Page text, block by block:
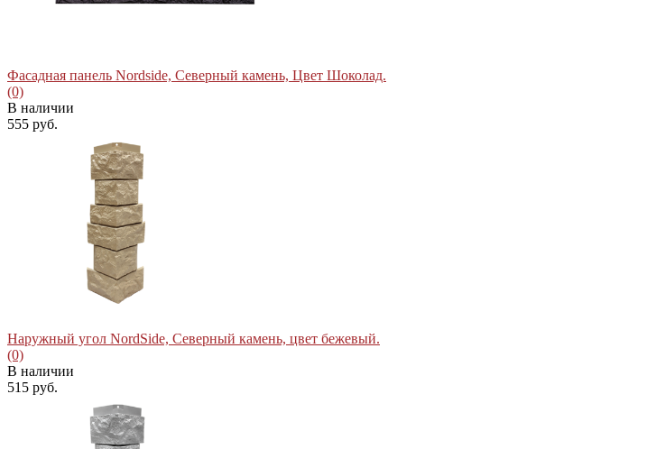
сравнить
Фасадная панель Nordside, Северный камень, Цвет Шоколад.
(0)
В наличии
555 руб.
Наружный угол NordSide, Северный камень, цвет бежевый.
(0)
В наличии
515 руб.